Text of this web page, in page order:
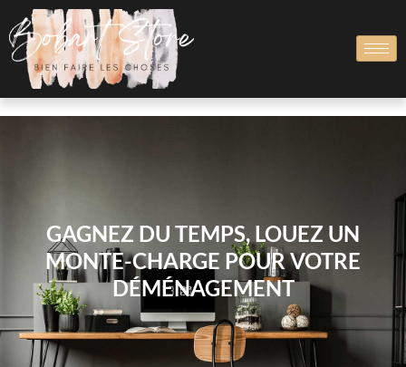
GAGNEZ DU TEMPS, LOUEZ UN
MONTE-CHARGE POUR VOTRE
DÉMÉNAGEMENT